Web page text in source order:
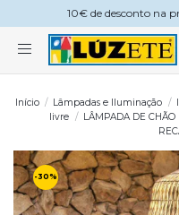
10€ de desconto na
Início Lâmpadas e Iluminação
livre
LÂMPADA DE CHÃO
-30%